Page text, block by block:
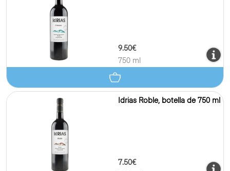
9.50€
750 ml
Idrias Roble, botella de 750 ml
7.50€